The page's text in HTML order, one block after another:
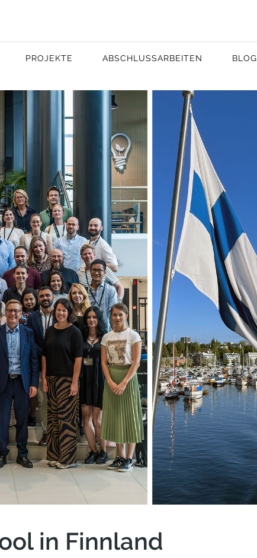
PROJEKTE ABSCHLUSSARBEITEN BLOG
in Finnland